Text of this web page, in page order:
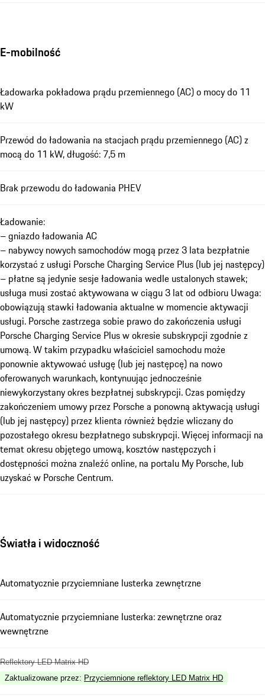
E-mobilność
Ładowarka pokładowa prądu przemiennego (AC) o mocy do 11
kW
Przewód do ładowania na stacjach prądu przemiennego (AC) z
mocą do 11 kW, długość: 7,5 m
Brak przewodu do ładowania PHEV
Ładowanie:
– gniazdo ładowania AC
– nabywcy nowych samochodów mogą przez 3 lata bezpłatnie
korzystać z usługi Porsche Charging Service Plus (lub jej następcy)
– płatne są jedynie sesje ładowania wedle ustalonych stawek;
usługa musi zostać aktywowana w ciągu 3 lat od odbioru Uwaga:
obowiązują stawki ładowania aktualne w momencie aktywacji
usługi. Porsche zastrzega sobie prawo do zakończenia usługi
Porsche Charging Service Plus w okresie subskrypcji zgodnie z
umową. W takim przypadku właściciel samochodu może
ponownie aktywować usługę (lub jej następcę) na nowo
oferowanych warunkach, kontynuując jednocześnie
niewykorzystany okres bezpłatnej subskrypcji. Czas pomiędzy
zakończeniem umowy przez Porsche a ponowną aktywacją usługi
(lub jej następcy) przez klienta również będzie wliczany do
pozostałego okresu bezpłatnego subskrypcji. Więcej informacji na
temat okresu objętego umową, kosztów następczych i
dostępności można znaleźć online, na portalu My Porsche, lub
uzyskać w Porsche Centrum.
Światła i widoczność
Automatycznie przyciemniane lusterka zewnętrzne
Automatycznie przyciemniane lusterka: zewnętrzne oraz
wewnętrzne
Reflektory LED Matrix HD
Zaktualizowane przez: Przyciemnione reflektory LED Matrix HD